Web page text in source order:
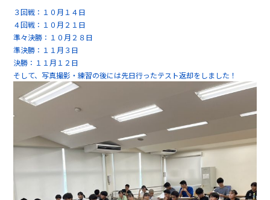
３回戦：１０月１４日
４回戦：１０月２１日
準々決勝：１０月２８日
準決勝：１１月３日
決勝：１１月１２日
そして、写真撮影・練習の後には先日行ったテスト返却をしました！